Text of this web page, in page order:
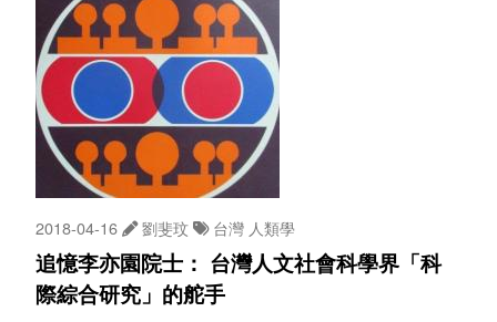
2018-04-16 劉斐玟 台灣 人類學
追憶李亦園院士： 台灣人文社會科學界「科
際綜合研究」的舵手